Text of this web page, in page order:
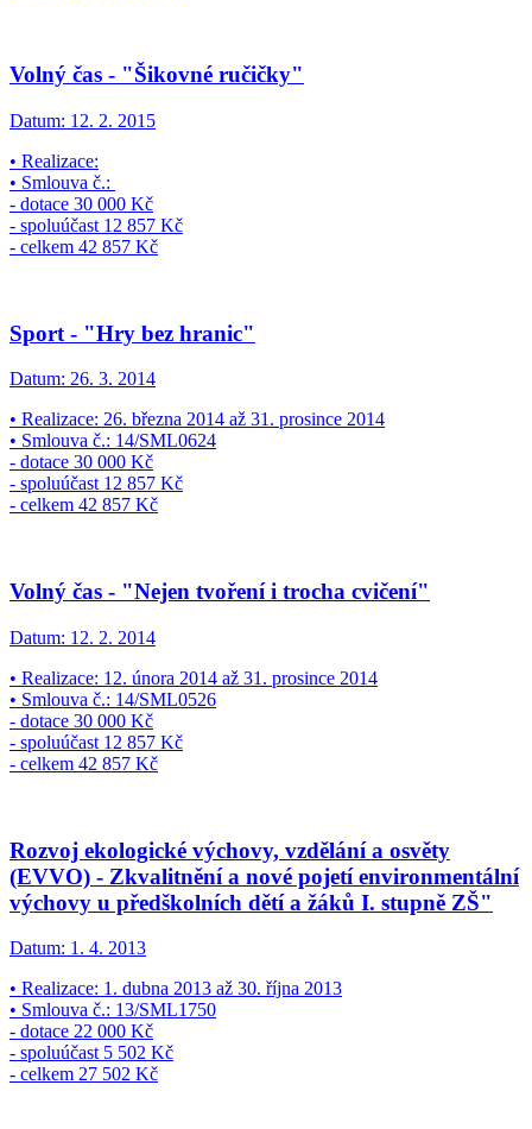
Volný čas - "Šikovné ručičky"
Datum: 12. 2. 2015
• Realizace:
• Smlouva č.:
- dotace 30 000 Kč
- spoluúčast 12 857 Kč
- celkem 42 857 Kč
Sport - "Hry bez hranic"
Datum: 26. 3. 2014
• Realizace: 26. března 2014 až 31. prosince 2014
• Smlouva č.: 14/SML0624
- dotace 30 000 Kč
- spoluúčast 12 857 Kč
- celkem 42 857 Kč
Volný čas - "Nejen tvoření i trocha cvičení"
Datum: 12. 2. 2014
• Realizace: 12. února 2014 až 31. prosince 2014
• Smlouva č.: 14/SML0526
- dotace 30 000 Kč
- spoluúčast 12 857 Kč
- celkem 42 857 Kč
Rozvoj ekologické výchovy, vzdělání a osvěty
(EVVO) - Zkvalitnění a nové pojetí environmentální
výchovy u předškolních dětí a žáků I. stupně ZŠ"
Datum: 1. 4. 2013
• Realizace: 1. dubna 2013 až 30. října 2013
• Smlouva č.: 13/SML1750
- dotace 22 000 Kč
- spoluúčast 5 502 Kč
- celkem 27 502 Kč